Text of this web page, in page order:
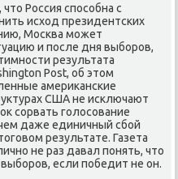
Россия способна с
исход президентских
Москва может
и после дня выборов,
результата
Post, об этом
американские
США не исключают
сорвать голосование
даже единичный сбой
результате. Газета
не раз давал понять, что
если победит не он.